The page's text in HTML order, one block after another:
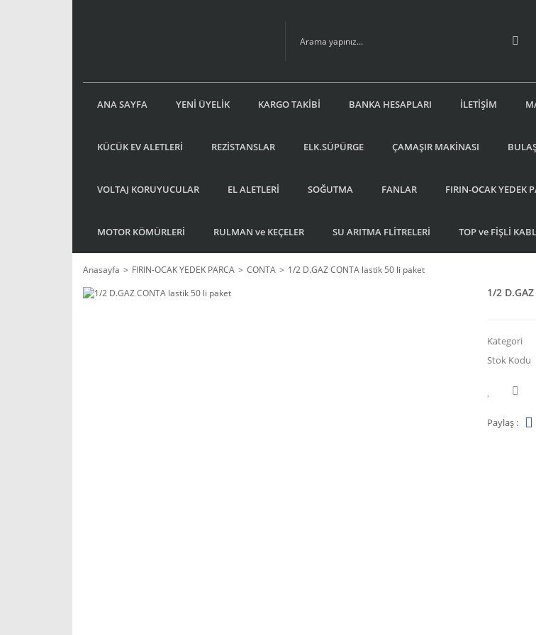
ANA SAYFA YENİ ÜYELİK KARGO TAKİBİ BANKA HESAPLARI İLETİŞİM
KÜCÜK EV ALETLERİ REZİSTANSLAR ELK.SÜPÜRGE ÇAMAŞIR MAKİNASI
VOLTAJ KORUYUCULAR EL ALETLERİ SOĞUTMA FANLAR FIRIN-OCAK YEDEK
MOTOR KÖMÜRLERİ RULMAN ve KEÇELER SU ARITMA FLİTRELERİ TOP ve FİŞLİ
Anasayfa FIRIN-OCAK YEDEK PARCA CONTA 1/2 D.GAZ CONTA lastik 50 li paket
1/2
Kategori
Stok Kodu
Paylaş :